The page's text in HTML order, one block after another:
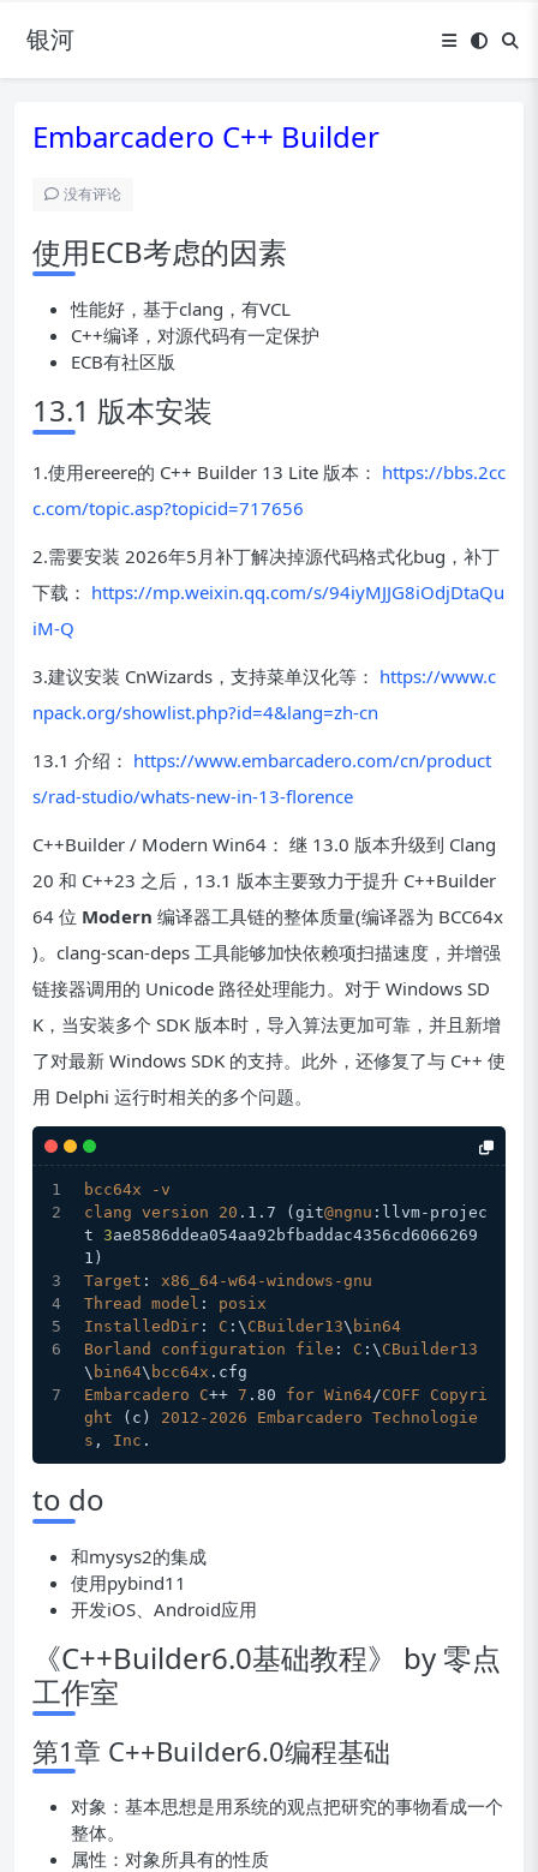
银河
Embarcadero C++ Builder
没有评论
使用ECB考虑的因素
性能好，基于clang，有VCL
C++编译，对源代码有一定保护
ECB有社区版
13.1 版本安装
1.使用ereere的 C++ Builder 13 Lite 版本： https://bbs.2cc
c.com/topic.asp?topicid=717656
2.需要安装 2026年5月补丁解决掉源代码格式化bug，补丁
下载： https://mp.weixin.qq.com/s/94iyMJJG8iOdjDtaQu
iM-Q
3.建议安装 CnWizards，支持菜单汉化等： https://www.c
npack.org/showlist.php?id=4&lang=zh-cn
13.1 介绍： https://www.embarcadero.com/cn/product
s/rad-studio/whats-new-in-13-florence
C++Builder / Modern Win64： 继 13.0 版本升级到 Clang
20 和 C++23 之后，13.1 版本主要致力于提升 C++Builder
64 位 Modern 编译器工具链的整体质量(编译器为 BCC64x
)。clang-scan-deps 工具能够加快依赖项扫描速度，并增强
链接器调用的 Unicode 路径处理能力。对于 Windows SD
K，当安装多个 SDK 版本时，导入算法更加可靠，并且新增
了对最新 Windows SDK 的支持。此外，还修复了与 C++ 使
用 Delphi 运行时相关的多个问题。
bcc64x
-v
clang version 20 .1 .7 (git@ngnu :llvm-projec
t 3ae8586ddea054aa92bfbaddac4356cd6066269
1)
Target : x86_64-w64-windows-gnu
Thread
model : posix
InstalledDir : C :\ CBuilder13\ bin64
Borland
configuration file : C :\ CBuilder13
\ bin64\ bcc64x .cfg
Embarcadero
C++ 7 .80 for Win64/COFF
Copyri
ght (c) 2012-2026 Embarcadero Technologie
s , Inc .
to do
和mysys2的集成
使用pybind11
开发iOS、Android应用
《C++Builder6.0基础教程》 by 零点
工作室
第1章 C++Builder6.0编程基础
对象：基本思想是用系统的观点把研究的事物看成一个
整体。
属性：对象所具有的性质